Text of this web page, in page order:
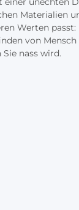
Materialien
Werten passt:
von Mensch
nass wird.